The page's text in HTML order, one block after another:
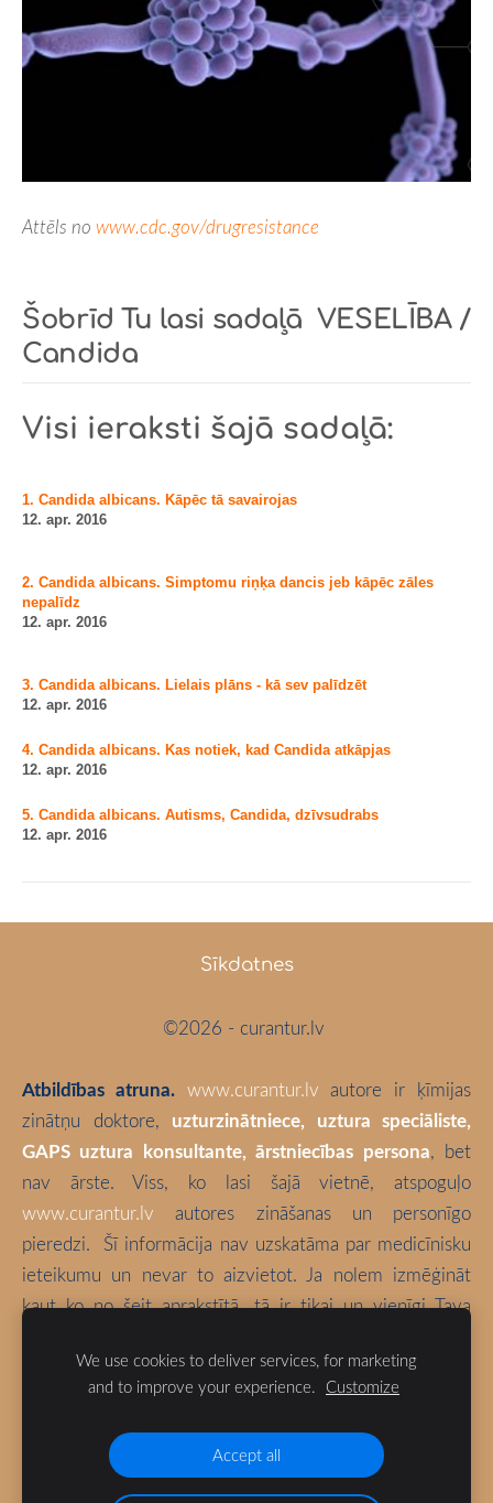
Attēls no www.cdc.gov/drugresistance
Šobrīd Tu lasi sadaļā VESELĪBA /
Candida
Visi ieraksti šajā sadaļā:
1. Candida albicans. Kāpēc tā savairojas
12. apr. 2016
2. Candida albicans. Simptomu riņķa dancis jeb kāpēc zāles
nepalīdz
12. apr. 2016
3. Candida albicans. Lielais plāns - kā sev palīdzēt
12. apr. 2016
4. Candida albicans. Kas notiek, kad Candida atkāpjas
12. apr. 2016
5. Candida albicans. Autisms, Candida, dzīvsudrabs
12. apr. 2016
Sīkdatnes
©2026 - curantur.lv
Atbildības atruna. www.curantur.lv autore ir ķīmijas
zinātņu doktore, uzturzinātniece, uztura speciāliste,
GAPS uztura konsultante, ārstniecības persona, bet
nav ārste. Viss, ko lasi šajā vietnē, atspoguļo
www.curantur.lv autores zināšanas un personīgo
pieredzi. Šī informācija nav uzskatāma par medicīnisku
ieteikumu un nevar to aizvietot. Ja nolem izmēģināt
kaut ko no šeit aprakstītā, tā ir tikai un vienīgi Tava
Blogā izmantotas bloga autores fotogrāfijas (ja vien nav
norādīts citādi).
We use cookies to deliver services, for marketing
and to improve your experience. Customize
Accept all